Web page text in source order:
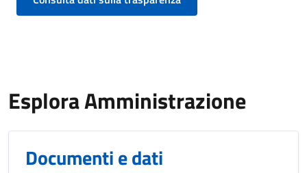
Esplora Amministrazione
Documenti e dati